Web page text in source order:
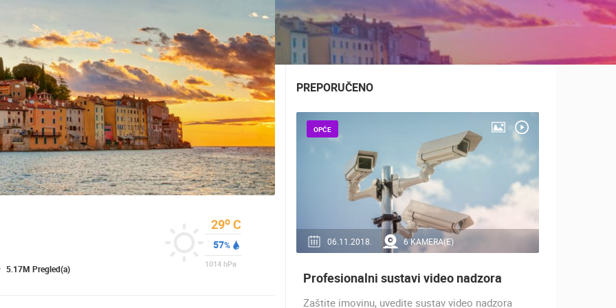
5.17M Pregled(a)
29o C
57%
1014 hPa
PREPORUČENO
06.11.2018. 6 KAMERA(E)
OPĆE
Profesionalni sustavi video nadzora
Zaštite imovinu, uvedite sustav video nadzora